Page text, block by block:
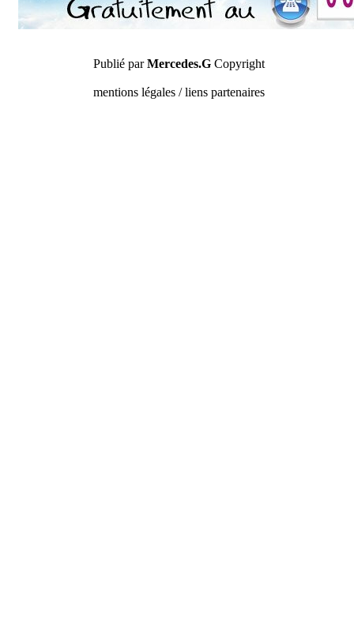
Publié parMercedes.GCopyright
mentions légales / liens partenaires